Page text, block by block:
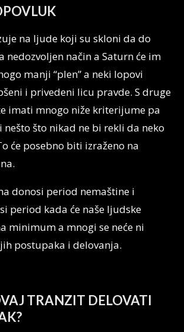
na ljude koji su skloni da do
nedozvoljen način a Saturn će im
manji “plen” a neki lopovi
i privedeni licu pravde. S druge
imati mnogo niže kriterijume pa
nešto što nikad ne bi rekli da neko
će posebno biti izraženo na
donosi period nemaštine i
period kada će naše ljudske
minimum a mnogi se neće ni
postupaka i delovanja.
TRANZIT DELOVATI